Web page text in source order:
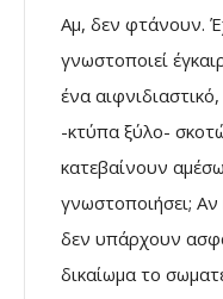
Αμ, δεν φτάνουν.
γνωστοποιεί
ένα
-κτύπα ξύλο-
κατεβαίνουν
γνωστοποιήσει; Αν
δεν υπάρχουν
δικαίωμα το